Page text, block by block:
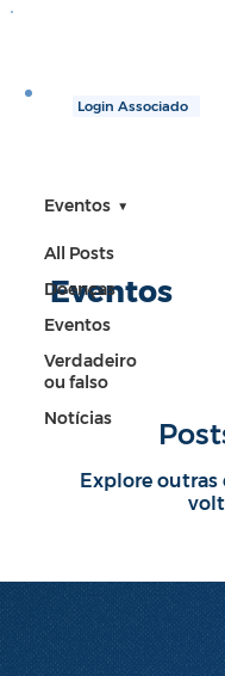
Login Associado
All Posts
Doenças
Eventos
Verdadeiro
ou falso
Notícias
Eventos
Eventos
Explore outras